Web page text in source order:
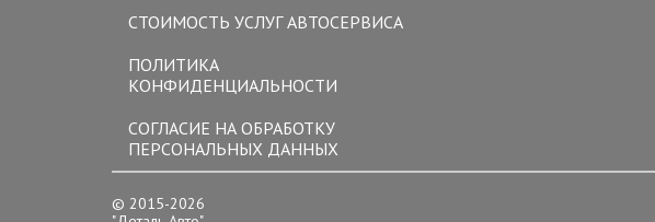
СТОИМОСТЬ УСЛУГ АВТОСЕРВИСА
ПОЛИТИКА
КОНФИДЕНЦИАЛЬНОСТИ
СОГЛАСИЕ НА ОБРАБОТКУ
ПЕРСОНАЛЬНЫХ ДАННЫХ
© 2015-2026